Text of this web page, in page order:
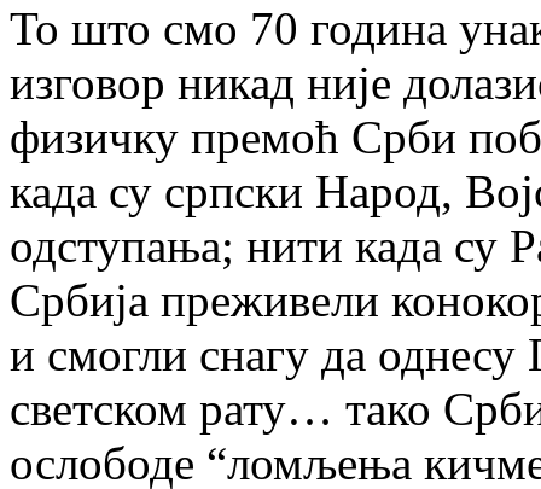
То што смо 70 година
изговор никад није
физичку премоћ Срби
када су српски Народ,
одступања; нити када су
Србија преживели
и смогли снагу да
светском рату… тако
ослободе “ломљења